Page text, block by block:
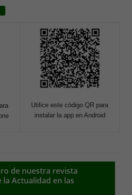
Utilice este código QR para
instalar la app en Android
de nuestra revista
la Actualidad en las